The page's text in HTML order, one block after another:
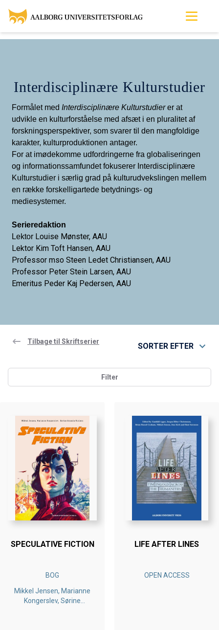
Interdisciplinære Kulturstudier
Formålet med Interdisciplinære Kulturstudierer at
udvikle en kulturforståelse med afsæt i en pluralitet af
forskningsperspektiver, som svarer til den mangfoldige
karakter, kulturproduktionen antager.
For at imødekomme udfordringerne fra globaliseringen
og informationssamfundet fokuserer Interdisciplinære
Kulturstudier i særlig grad på kulturudvekslingen mellem
en række forskelligartede betydnings- og
mediesystemer.
Serieredaktion
Lektor Louise Mønster, AAU
Lektor Kim Toft Hansen, AAU
Professor mso Steen Ledet Christiansen, AAU
Professor Peter Stein Larsen, AAU
Emeritus Peder Kaj Pedersen, AAU
Tilbage til Skriftserier SORTER EFTER
Filter
SPECULATIVE FICTION
BOG
Mikkel Jensen, Marianne
Kongerslev, Sørine
LIFE AFTER LINES
OPEN ACCESS